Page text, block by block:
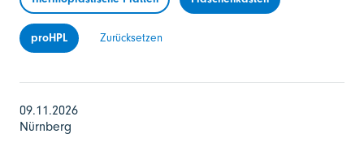
proHPL Zurücksetzen
09.11.2026
Nürnberg